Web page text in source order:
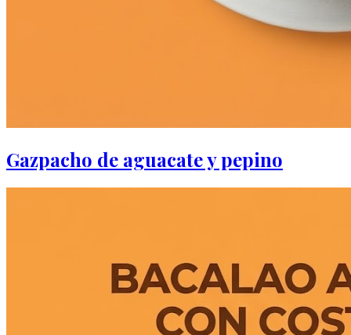
Gazpacho de aguacate y pepino